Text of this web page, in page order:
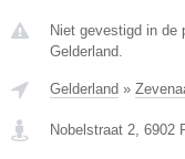
Niet gevestigd in de
Gelderland.
Gelderland »
Nobelstraat 2, 6902